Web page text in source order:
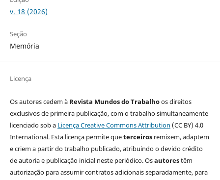
v. 18 (2026)
Seção
Memória
Licença
Os autores cedem à Revista Mundos do Trabalhoos direitos
exclusivos de primeira publicação, com o trabalho simultaneamente
licenciado sob a Licença Creative Commons Attribution (CC BY) 4.0
International. Esta licença permite queterceirosremixem, adaptem
e criem a partir do trabalho publicado, atribuindo o devido crédito
de autoria e publicação inicial neste periódico. Osautorestêm
autorização para assumir contratos adicionais separadamente, para